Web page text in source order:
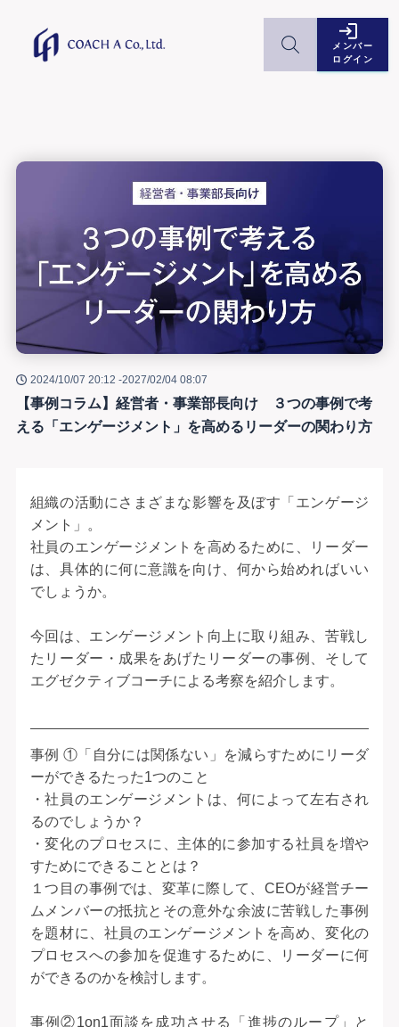
メンバー
ログイン
2024/10/07 20:12 -2027/02/04 08:07
【事例コラム】経営者・事業部長向け ３つの事例で考
える「エンゲージメント」を高めるリーダーの関わり方
組織の活動にさまざまな影響を及ぼす「エンゲージ
メント」。
社員のエンゲージメントを高めるために、リーダー
は、具体的に何に意識を向け、何から始めればいい
でしょうか。
今回は、エンゲージメント向上に取り組み、苦戦し
たリーダー・成果をあげたリーダーの事例、そして
エグゼクティブコーチによる考察を紹介します。
事例 ①「自分には関係ない」を減らすためにリーダ
ーができるたった1つのこと
・社員のエンゲージメントは、何によって左右され
るのでしょうか？
・変化のプロセスに、主体的に参加する社員を増や
すためにできることとは？
１つ目の事例では、変革に際して、CEOが経営チー
ムメンバーの抵抗とその意外な余波に苦戦した事例
を題材に、社員のエンゲージメントを高め、変化の
プロセスへの参加を促進するために、リーダーに何
ができるのかを検討します。
事例②1on1面談を成功させる「進捗のループ」と